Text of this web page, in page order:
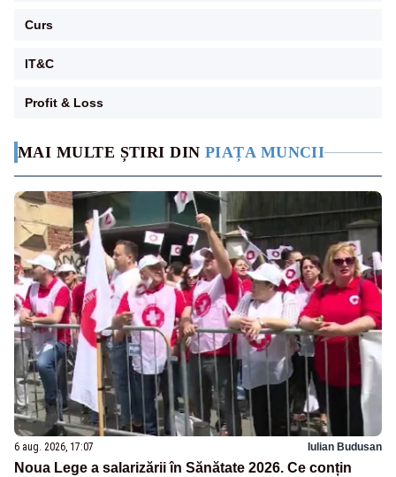
MAI MULTE ȘTIRI DIN PIAȚA MUNCII
6 aug. 2026, 17:07 Iulian Budusan
Noua Lege a salarizării în Sănătate 2026. Ce conțin
Curs
IT&C
Profit & Loss